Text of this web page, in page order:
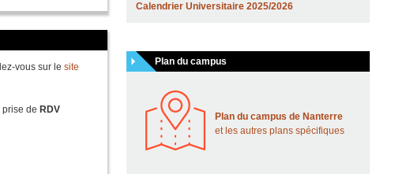
vous sur lesite
prise de RDV
Calendrier Universitaire 2025/2026
Plan du campus
Plan du campus de Nanterre
et les autres plans spécifiques